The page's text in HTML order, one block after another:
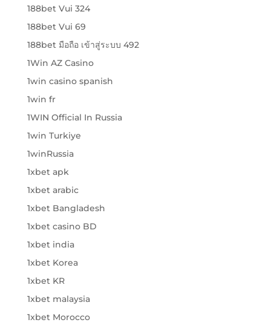
188bet Vui 324
188bet Vui 69
188bet มือถือ เข้าสู่ระบบ 492
1Win AZ Casino
1win casino spanish
1win fr
1WIN Official In Russia
1win Turkiye
1winRussia
1xbet apk
1xbet arabic
1xbet Bangladesh
1xbet casino BD
1xbet india
1xbet Korea
1xbet KR
1xbet malaysia
1xbet Morocco